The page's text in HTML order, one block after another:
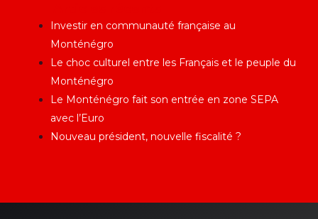
Investir en communauté française au
Monténégro
Le choc culturel entre les Français et le peuple du
Monténégro
Le Monténégro fait son entrée en zone SEPA
avec l’Euro
Nouveau président, nouvelle fiscalité ?